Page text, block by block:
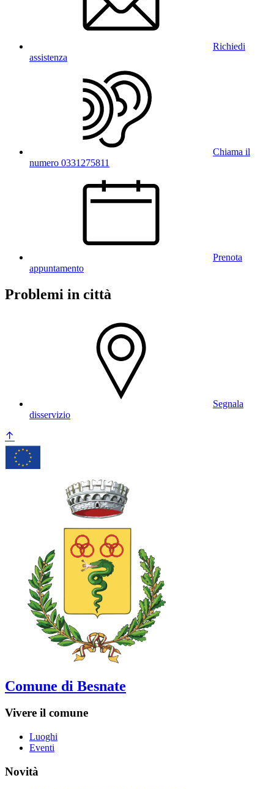
Richiedi
assistenza
Chiama il
numero 0331275811
Prenota
appuntamento
Problemi in città
Segnala
disservizio
Comune di Besnate
Vivere il comune
Luoghi
Eventi
Novità